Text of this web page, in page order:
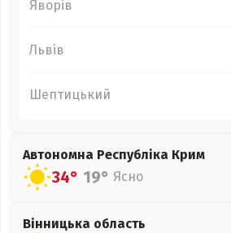
Яворів
Львів
Шептицький
Автономна Республіка Крим
34° 19° Ясно
Вінницька область